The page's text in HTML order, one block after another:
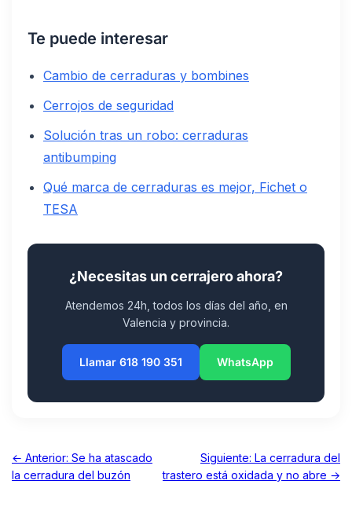
Te puede interesar
Cambio de cerraduras y bombines
Cerrojos de seguridad
Solución tras un robo: cerraduras
antibumping
Qué marca de cerraduras es mejor, Fichet o
TESA
¿Necesitas un cerrajero ahora?
Atendemos 24h, todos los días del año, en
Valencia y provincia.
Llamar 618 190 351 WhatsApp
← Anterior: Se ha atascado
la cerradura del buzón
Siguiente: La cerradura del
trastero está oxidada y no abre →